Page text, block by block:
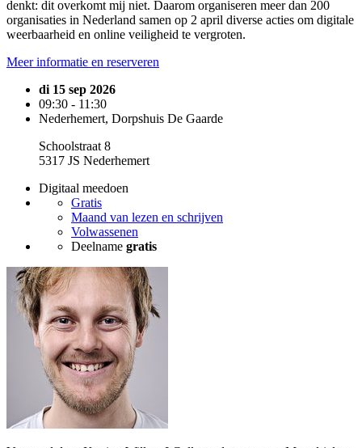
denkt: dit overkomt mij niet. Daarom organiseren meer dan 200
organisaties in Nederland samen op 2 april diverse acties om digitale
weerbaarheid en online veiligheid te vergroten.
Meer informatie en reserveren
di 15 sep 2026
09:30 - 11:30
Nederhemert, Dorpshuis De Gaarde
Schoolstraat 8
5317 JS Nederhemert
Digitaal meedoen
Gratis
Maand van lezen en schrijven
Volwassenen
Deelname gratis